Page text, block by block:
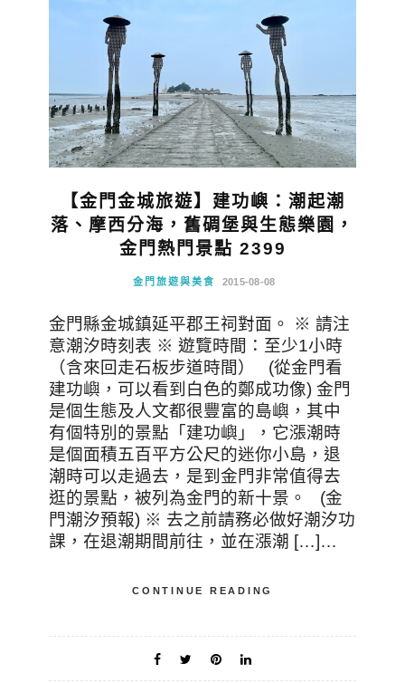
【金門金城旅遊】建功嶼：潮起潮
落、摩西分海，舊碉堡與生態樂園，
金門熱門景點 2399
金門旅遊與美食 2015-08-08
金門縣金城鎮延平郡王祠對面。 ※ 請注
意潮汐時刻表 ※ 遊覽時間：至少1小時
（含來回走石板步道時間） (從金門看
建功嶼，可以看到白色的鄭成功像) 金門
是個生態及人文都很豐富的島嶼，其中
有個特別的景點「建功嶼」，它漲潮時
是個面積五百平方公尺的迷你小島，退
潮時可以走過去，是到金門非常值得去
逛的景點，被列為金門的新十景。 (金
門潮汐預報) ※ 去之前請務必做好潮汐功
課，在退潮期間前往，並在漲潮 […]…
CONTINUE READING